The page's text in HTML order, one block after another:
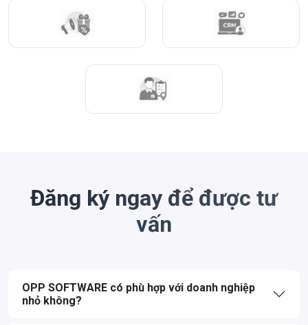
Đăng ký ngay để được tư
vấn
OPP SOFTWARE có phù hợp với doanh nghiệp
nhỏ không?